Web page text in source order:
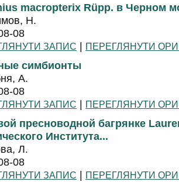
macropterix Rüpp. в Черном
Н.
08
ЗАПИС | ПЕРЕГЛЯНУТИ
симбионты
А.
08
ЗАПИС | ПЕРЕГЛЯНУТИ
пресноводной багрянке
Института...
Л.
08
ЗАПИС | ПЕРЕГЛЯНУТИ